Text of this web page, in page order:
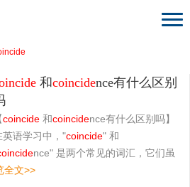
和coincidence有什么区别
coincide 和coincidence有什么区别吗】
英语学习中，"coincide" 和
nce" 是两个常见的词汇，它们虽
全文>>